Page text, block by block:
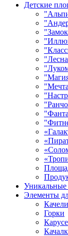
Детские
Элементы
Качели
Горки